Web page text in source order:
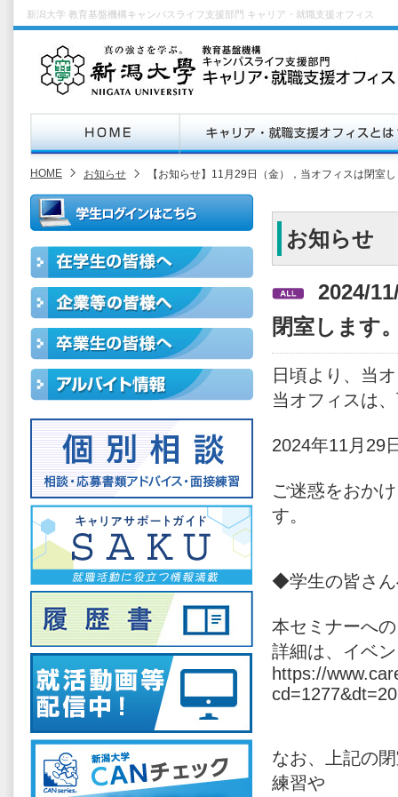
新潟大学 教育基盤機構キャンパスライフ支援部門 キャリア・就職支援オフィス
HOME お知らせ 【お知らせ】11月29日（金），当オフィスは閉室
お知らせ
2024/
閉室します
日頃より、当
当オフィスは
2024年11月29
ご迷惑をおか
す。
◆学生の皆さ
本セミナーへ
詳細は、イベ
https://
なお、上記の
練習や